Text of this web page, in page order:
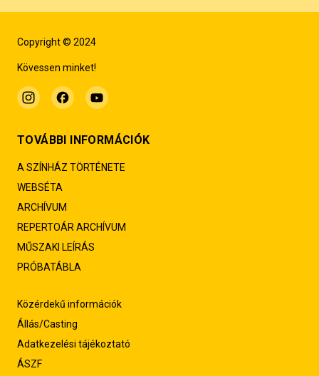
Copyright © 2024
Kövessen minket!
TOVÁBBI INFORMÁCIÓK
A SZÍNHÁZ TÖRTÉNETE
WEBSÉTA
ARCHÍVUM
REPERTOÁR ARCHÍVUM
MŰSZAKI LEÍRÁS
PRÓBATÁBLA
Közérdekű információk
Állás/Casting
Adatkezelési tájékoztató
ÁSZF